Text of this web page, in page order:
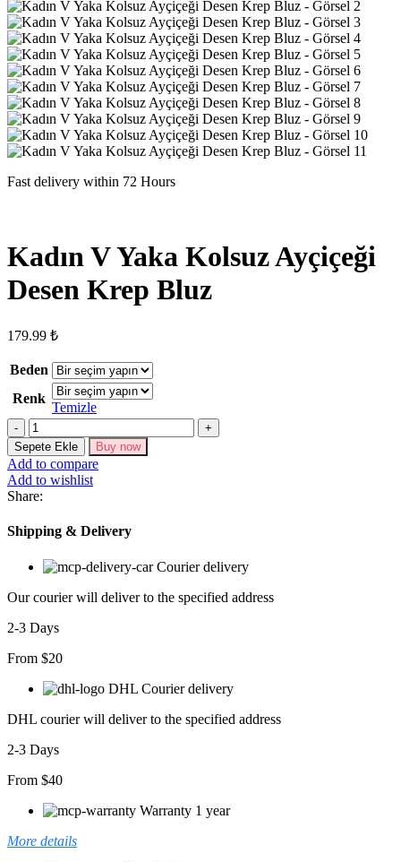
Fast delivery within 72 Hours
Kadın V Yaka Kolsuz Ayçiçeği
Desen Krep Bluz
179.99 ₺
Beden
Renk
Temizle
Kadın
V
Yaka
Kolsuz
Ayçiçeği
Desen
Krep
Bluz
Sepete Ekle Buy now
Add to compare
Add to wishlist
Share:
Shipping & Delivery
Courier delivery
Our courier will deliver to the specified address
2-3 Days
From $20
DHL Courier delivery
DHL courier will deliver to the specified address
2-3 Days
From $40
Warranty 1 year
More details